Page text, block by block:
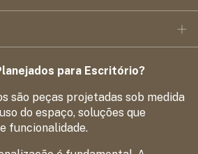
para Escritório?
são peças projetadas sob medida
do espaço, soluções que
funcionalidade.